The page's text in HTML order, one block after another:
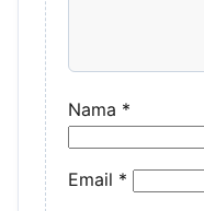
Nama *
Email *